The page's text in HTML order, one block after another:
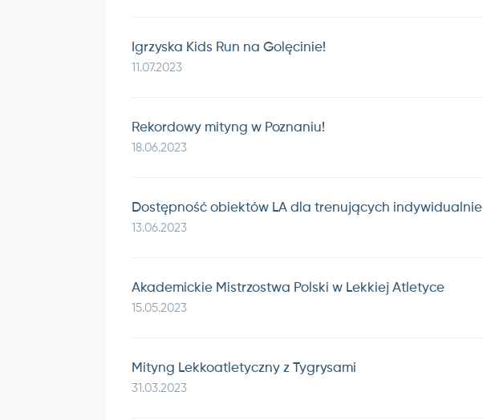
Igrzyska Kids Run na Golęcinie!
11.07.2023
Rekordowy mityng w Poznaniu!
18.06.2023
Dostępność obiektów LA dla trenujących indywidualnie
13.06.2023
Akademickie Mistrzostwa Polski w Lekkiej Atletyce
15.05.2023
Mityng Lekkoatletyczny z Tygrysami
31.03.2023